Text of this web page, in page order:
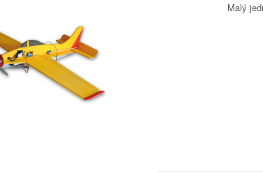
Malý